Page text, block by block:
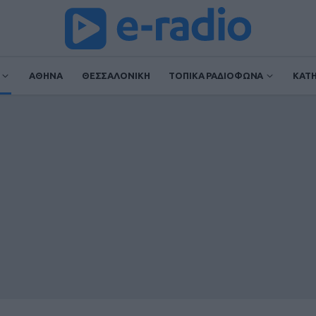
ΑΘΗΝΑ ΘΕΣΣΑΛΟΝΙΚΗ ΤΟΠΙΚΑ ΡΑΔΙΟΦΩΝΑ